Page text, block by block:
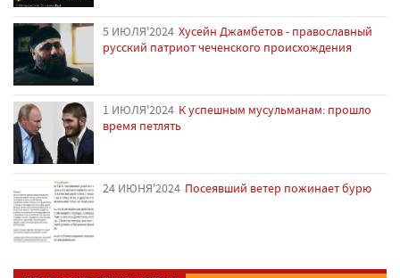
5 ИЮЛЯ'2024 Хусейн Джамбетов - православный
русский патриот чеченского происхождения
1 ИЮЛЯ'2024 К успешным мусульманам: прошло
время петлять
24 ИЮНЯ'2024 Посеявший ветер пожинает бурю